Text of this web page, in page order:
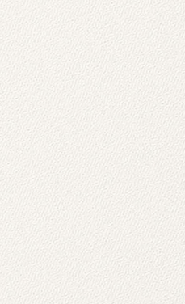
und strapazierfähig und eignet sich
den Druck langlebiger Hintergründe
und Dekorationszwecke.
gereinigt?
können in der Maschine
feuchten Tuch abgewischt werden.
Produkt verwendet?
sind als Hintergründe für
Studiofotografie konzipiert. Sie
verwendet werden, um
eine ästhetische Note
können als Bild an die Wand
Motive unserer
künstlicher Intelligenz erstellt und
so eine warme und
des Hintergrunds wird in der